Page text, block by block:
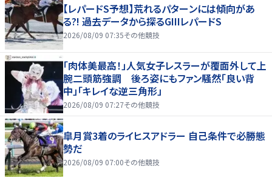
【レパードS予想】荒れるパターンには傾向があ
る?! 過去データから探るGIIIレパードS
2026/08/09 07:35その他競技
「肉体美最高！」人気女子レスラーが覆面外して上
腕二頭筋強調 後ろ姿にもファン騒然「良い背
中」「キレイな逆三角形」
2026/08/09 07:27その他競技
皐月賞3着のライヒスアドラー 自己条件で必勝態
勢だ
2026/08/09 07:00その他競技